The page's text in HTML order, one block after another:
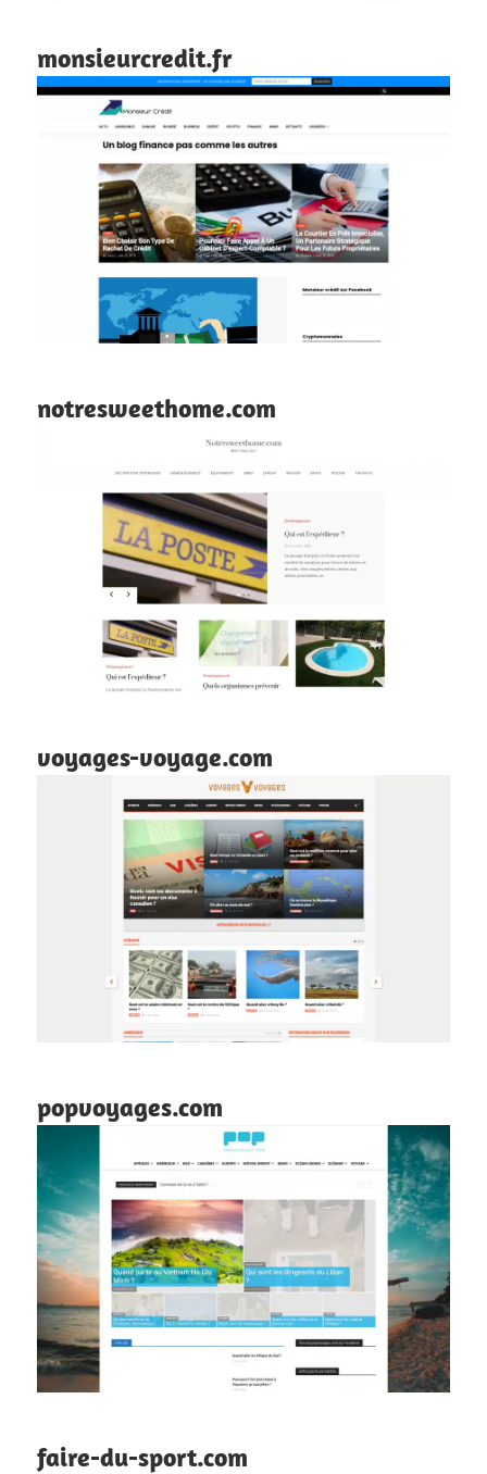
monsieurcredit.fr
notresweethome.com
voyages-voyage.com
popvoyages.com
faire-du-sport.com